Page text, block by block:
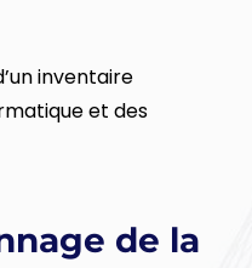
inventaire
et des
de la